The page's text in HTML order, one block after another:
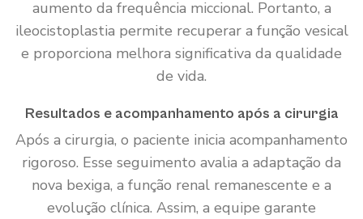
aumento da frequência miccional. Portanto, a
ileocistoplastia permite recuperar a função vesical
e proporciona melhora significativa da qualidade
de vida.
Resultados e acompanhamento após a cirurgia
Após a cirurgia, o paciente inicia acompanhamento
rigoroso. Esse seguimento avalia a adaptação da
nova bexiga, a função renal remanescente e a
evolução clínica. Assim, a equipe garante